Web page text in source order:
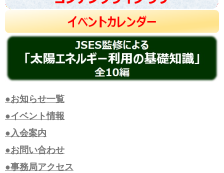
●お知らせ一覧
●イベント情報
●入会案内
●お問い合わせ
●事務局アクセス